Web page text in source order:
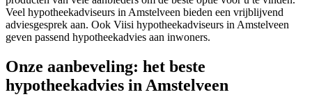
Veel hypotheekadviseurs in Amstelveen bieden een vrijblijvend
adviesgesprek aan. Ook Viisi hypotheekadviseurs in Amstelveen
geven passend hypotheekadvies aan inwoners.
Onze aanbeveling: het beste
hypotheekadvies in Amstelveen